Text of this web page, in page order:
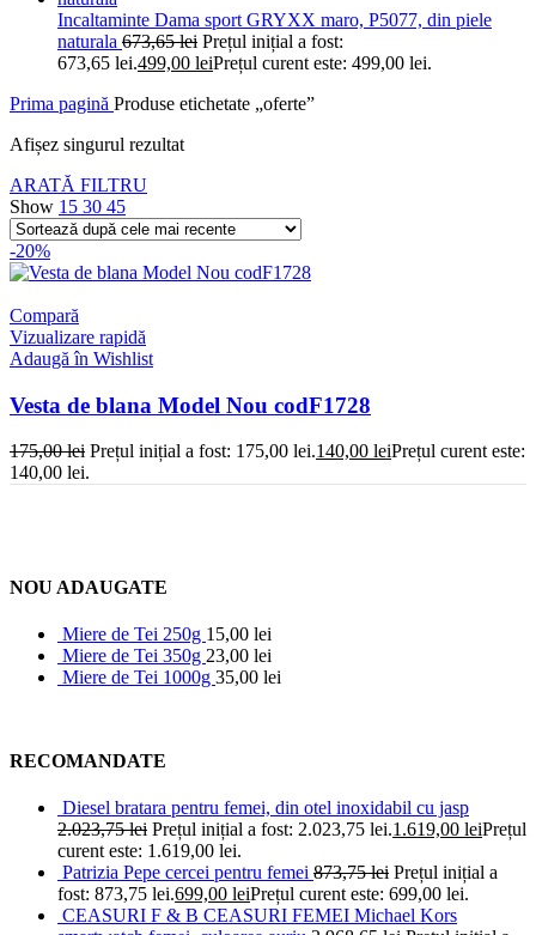
Incaltaminte Dama sport GRYXX maro, P5077, din piele
naturala 673,65lei Prețul inițial a fost:
673,65 lei.499,00 leiPrețul curent este: 499,00 lei.
Prima pagină Produse etichetate „oferte”
Afișez singurul rezultat
ARATĂ FILTRU
Show 15 30 45
-20%
Compară
Vizualizare rapidă
Adaugă în Wishlist
Vesta de blana Model Nou codF1728
175,00lei Prețul inițial a fost: 175,00 lei.140,00 leiPrețul curent este:
140,00 lei.
NOU ADAUGATE
Miere de Tei 250g 15,00 lei
Miere de Tei 350g 23,00 lei
Miere de Tei 1000g 35,00 lei
RECOMANDATE
Diesel bratara pentru femei, din otel inoxidabil cu jasp
2.023,75lei Prețul inițial a fost: 2.023,75 lei.1.619,00 leiPrețul
curent este: 1.619,00 lei.
Patrizia Pepe cercei pentru femei 873,75lei Prețul inițial a
fost: 873,75 lei.699,00 leiPrețul curent este: 699,00 lei.
CEASURI F & B CEASURI FEMEI Michael Kors